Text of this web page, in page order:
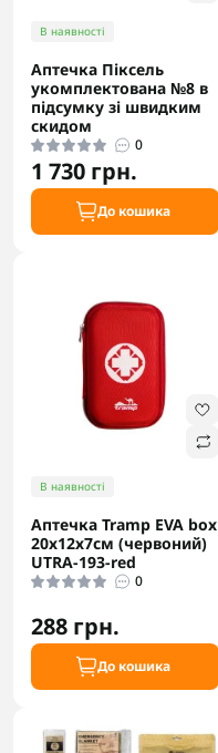
В наявності
Аптечка Піксель
укомплектована №8 в
підсумку зі швидким
скидом
0
1 730 грн.
До кошика
В наявності
Аптечка Tramp EVA box
20х12х7см (червоний)
UTRA-193-red
0
288 грн.
До кошика